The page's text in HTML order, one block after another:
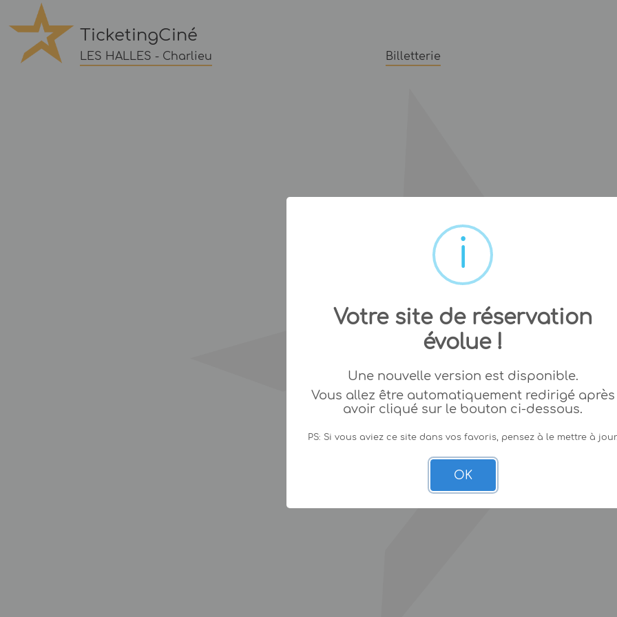
TicketingCiné
LES HALLES - Charlieu Billetterie
Votre site de réservation
évolue !
Une nouvelle version est disponible.
Vous allez être automatiquement redirigé après
avoir cliqué sur le bouton ci-dessous.
PS: Si vous aviez ce site dans vos favoris, pensez à le mettre à
OK